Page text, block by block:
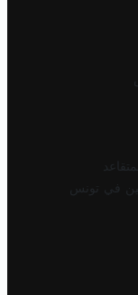
في تونس